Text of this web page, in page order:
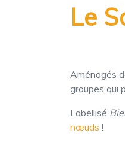
Le
Aménagés
groupes qui
Labellisé
nœuds !